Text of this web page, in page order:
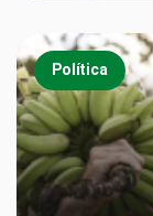
Política